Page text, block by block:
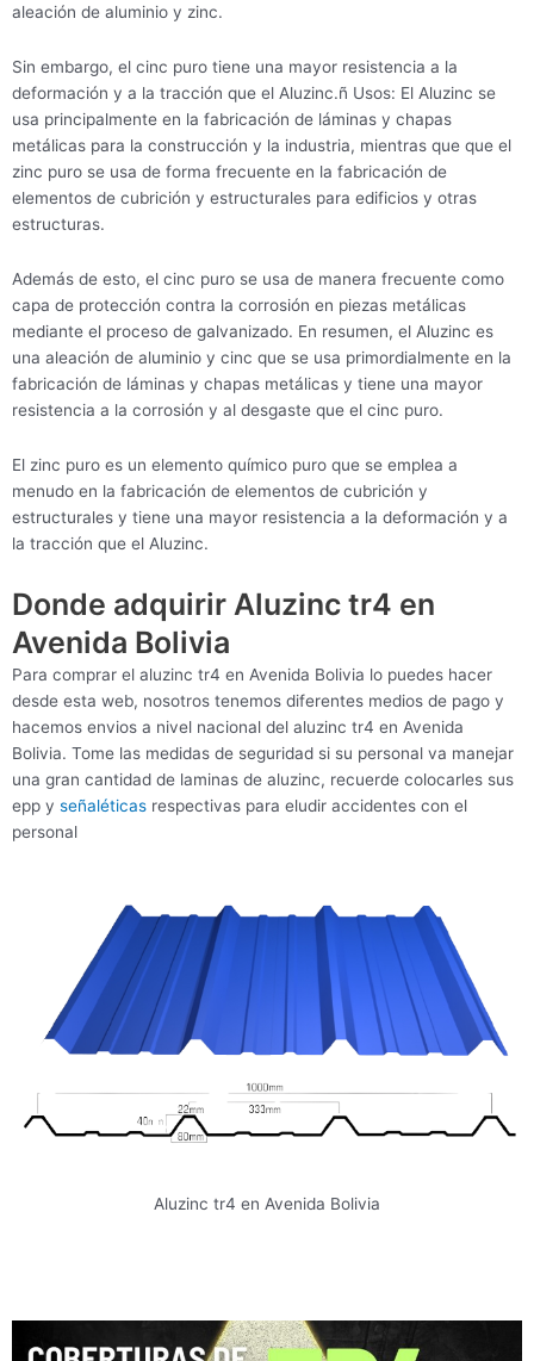
aleación de aluminio y zinc.
Sin embargo, el cinc puro tiene una mayor resistencia a la
deformación y a la tracción que el Aluzinc.ñ Usos: El Aluzinc se
usa principalmente en la fabricación de láminas y chapas
metálicas para la construcción y la industria, mientras que que el
zinc puro se usa de forma frecuente en la fabricación de
elementos de cubrición y estructurales para edificios y otras
estructuras.
Además de esto, el cinc puro se usa de manera frecuente como
capa de protección contra la corrosión en piezas metálicas
mediante el proceso de galvanizado. En resumen, el Aluzinc es
una aleación de aluminio y cinc que se usa primordialmente en la
fabricación de láminas y chapas metálicas y tiene una mayor
resistencia a la corrosión y al desgaste que el cinc puro.
El zinc puro es un elemento químico puro que se emplea a
menudo en la fabricación de elementos de cubrición y
estructurales y tiene una mayor resistencia a la deformación y a
la tracción que el Aluzinc.
Donde adquirir Aluzinc tr4 en
Avenida Bolivia
Para comprar el aluzinc tr4 en Avenida Bolivia lo puedes hacer
desde esta web, nosotros tenemos diferentes medios de pago y
hacemos envios a nivel nacional del aluzinc tr4 en Avenida
Bolivia. Tome las medidas de seguridad si su personal va manejar
una gran cantidad de laminas de aluzinc, recuerde colocarles sus
epp y señaléticas respectivas para eludir accidentes con el
personal
Aluzinc tr4 en Avenida Bolivia